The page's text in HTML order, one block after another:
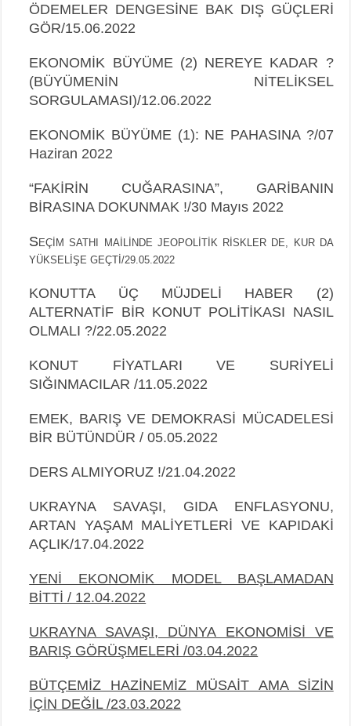
ÖDEMELER DENGESİNE BAK DIŞ GÜÇLERİ
GÖR/15.06.2022
EKONOMİK BÜYÜME (2) NEREYE KADAR ?
(BÜYÜMENİN NİTELİKSEL
SORGULAMASI)/12.06.2022
EKONOMİK BÜYÜME (1): NE PAHASINA ?/07
Haziran 2022
“FAKİRİN CUĞARASINA”, GARİBANIN
BİRASINA DOKUNMAK !/30 Mayıs 2022
SEÇİM SATHI MAİLİNDE JEOPOLİTİK RİSKLER DE, KUR DA
YÜKSELİŞE GEÇTİ/29.05.2022
KONUTTA ÜÇ MÜJDELİ HABER (2)
ALTERNATİF BİR KONUT POLİTİKASI NASIL
OLMALI ?/22.05.2022
KONUT FİYATLARI VE SURİYELİ
SIĞINMACILAR /11.05.2022
EMEK, BARIŞ VE DEMOKRASİ MÜCADELESİ
BİR BÜTÜNDÜR / 05.05.2022
DERS ALMIYORUZ !/21.04.2022
UKRAYNA SAVAŞI, GIDA ENFLASYONU,
ARTAN YAŞAM MALİYETLERİ VE KAPIDAKİ
AÇLIK/17.04.2022
YENİ EKONOMİK MODEL BAŞLAMADAN
BİTTİ / 12.04.2022
UKRAYNA SAVAŞI, DÜNYA EKONOMİSİ VE
BARIŞ GÖRÜŞMELERİ /03.04.2022
BÜTÇEMİZ HAZİNEMİZ MÜSAİT AMA SİZİN
İÇİN DEĞİL /23.03.2022